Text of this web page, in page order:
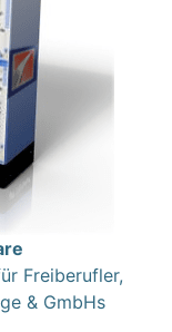
Freiberufler,
& GmbHs